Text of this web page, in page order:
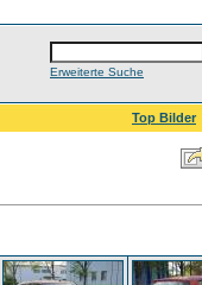
Erweiterte Suche
Top Bilder